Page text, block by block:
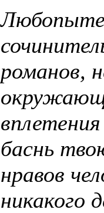
романов,
баснь
нравов
никакого